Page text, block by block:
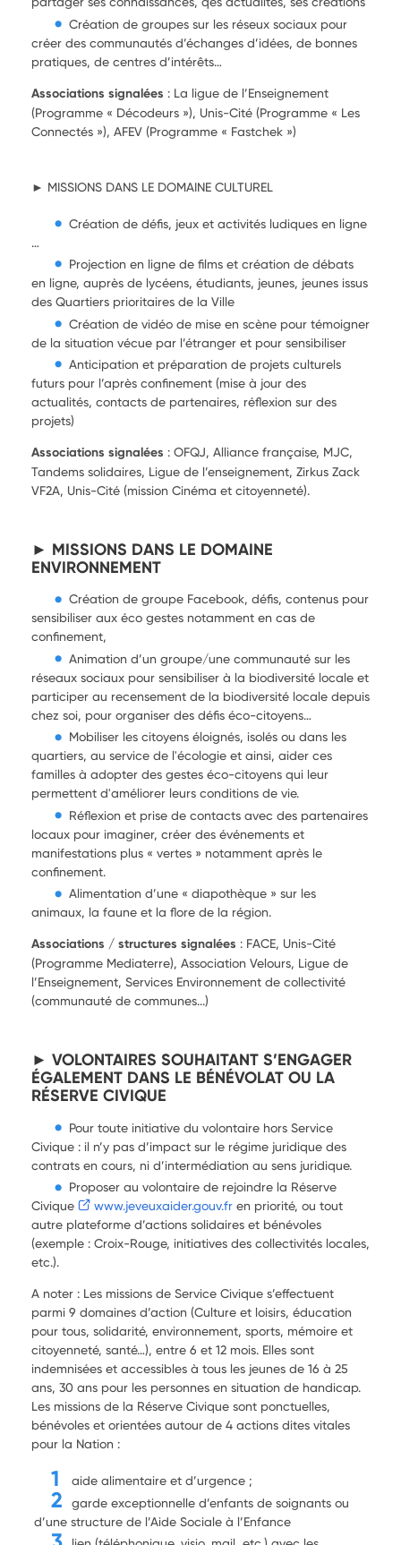
Création de groupes sur les réseux sociaux pour
créer des communautés d’échanges d’idées, de bonnes
pratiques, de centres d’intérêts…
Associations signalées : La ligue de l’Enseignement
(Programme « Décodeurs »), Unis-Cité (Programme « Les
Connectés »), AFEV (Programme « Fastchek »)
► MISSIONS DANS LE DOMAINE CULTUREL
Création de défis, jeux et activités ludiques en ligne
…
Projection en ligne de films et création de débats
en ligne, auprès de lycéens, étudiants, jeunes, jeunes issus
des Quartiers prioritaires de la Ville
Création de vidéo de mise en scène pour témoigner
de la situation vécue par l’étranger et pour sensibiliser
Anticipation et préparation de projets culturels
futurs pour l’après confinement (mise à jour des
actualités, contacts de partenaires, réflexion sur des
projets)
Associations signalées : OFQJ, Alliance française, MJC,
Tandems solidaires, Ligue de l’enseignement, Zirkus Zack
VF2A, Unis-Cité (mission Cinéma et citoyenneté).
► MISSIONS DANS LE DOMAINE
ENVIRONNEMENT
Création de groupe Facebook, défis, contenus pour
sensibiliser aux éco gestes notamment en cas de
confinement,
Animation d’un groupe/une communauté sur les
réseaux sociaux pour sensibiliser à la biodiversité locale et
participer au recensement de la biodiversité locale depuis
chez soi, pour organiser des défis éco-citoyens…
Mobiliser les citoyens éloignés, isolés ou dans les
quartiers, au service de l'écologie et ainsi, aider ces
familles à adopter des gestes éco-citoyens qui leur
permettent d'améliorer leurs conditions de vie.
Réflexion et prise de contacts avec des partenaires
locaux pour imaginer, créer des événements et
manifestations plus « vertes » notamment après le
confinement.
Alimentation d’une « diapothèque » sur les
animaux, la faune et la flore de la région.
Associations / structures signalées : FACE, Unis-Cité
(Programme Mediaterre), Association Velours, Ligue de
l’Enseignement, Services Environnement de collectivité
(communauté de communes...)
► VOLONTAIRES SOUHAITANT S’ENGAGER
ÉGALEMENT DANS LE BÉNÉVOLAT OU LA
RÉSERVE CIVIQUE
Pour toute initiative du volontaire hors Service
Civique : il n’y pas d’impact sur le régime juridique des
contrats en cours, ni d’intermédiation au sens juridique.
Proposer au volontaire de rejoindre la Réserve
Civique
www.jeveuxaider.gouv.fr en priorité, ou tout
autre plateforme d’actions solidaires et bénévoles
(exemple : Croix-Rouge, initiatives des collectivités locales,
etc.).
A noter : Les missions de Service Civique s’effectuent
parmi 9 domaines d’action (Culture et loisirs, éducation
pour tous, solidarité, environnement, sports, mémoire et
citoyenneté, santé…), entre 6 et 12 mois. Elles sont
indemnisées et accessibles à tous les jeunes de 16 à 25
ans, 30 ans pour les personnes en situation de handicap.
Les missions de la Réserve Civique sont ponctuelles,
bénévoles et orientées autour de 4 actions dites vitales
pour la Nation :
aide alimentaire et d’urgence ;
garde exceptionnelle d’enfants de soignants ou
d’une structure de l’Aide Sociale à l’Enfance